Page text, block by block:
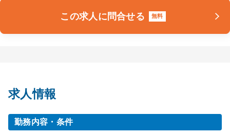
この求人に問合せる 無料
求人情報
勤務内容・条件